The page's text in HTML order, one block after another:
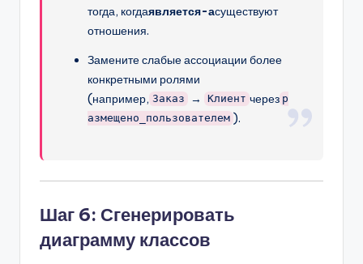
тогда, когдаявляется-асуществуют
отношения.
Замените слабые ассоциации более
конкретными ролями
(например, Заказ → Клиент через р
азмещено_пользователем ).
Шаг 6: Сгенерировать
диаграмму классов